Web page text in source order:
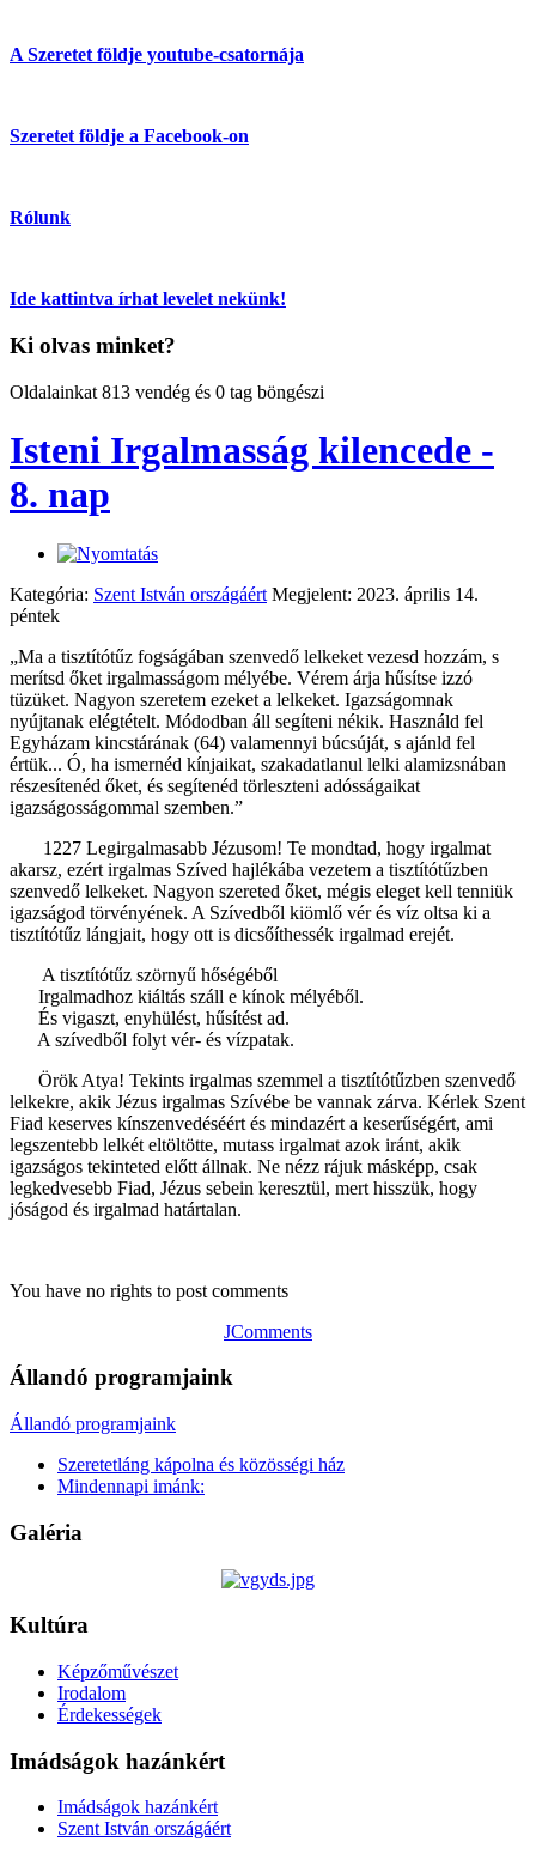
A Szeretet földje youtube-csatornája
Szeretet földje a Facebook-on
Rólunk
Ide kattintva írhat levelet nekünk!
Ki olvas minket?
Oldalainkat 813 vendég és 0 tag böngészi
Isteni Irgalmasság kilencede -
8. nap
Kategória: Szent István országáért Megjelent: 2023. április 14.
péntek
„Ma a tisztítótűz fogságában szenvedő lelkeket vezesd hozzám, s
merítsd őket irgalmasságom mélyébe. Vérem árja hűsítse izzó
tüzüket. Nagyon szeretem ezeket a lelkeket. Igazságomnak
nyújtanak elégtételt. Módodban áll segíteni nékik. Használd fel
Egyházam kincstárának (64) valamennyi búcsúját, s ajánld fel
értük... Ó, ha ismernéd kínjaikat, szakadatlanul lelki alamizsnában
részesítenéd őket, és segítenéd törleszteni adósságaikat
igazságosságommal szemben.”
1227 Legirgalmasabb Jézusom! Te mondtad, hogy irgalmat
akarsz, ezért irgalmas Szíved hajlékába vezetem a tisztítótűzben
szenvedő lelkeket. Nagyon szereted őket, mégis eleget kell tenniük
igazságod törvényének. A Szívedből kiömlő vér és víz oltsa ki a
tisztítótűz lángjait, hogy ott is dicsőíthessék irgalmad erejét.
A tisztítótűz szörnyű hőségéből
Irgalmadhoz kiáltás száll e kínok mélyéből.
És vigaszt, enyhülést, hűsítést ad.
A szívedből folyt vér- és vízpatak.
Örök Atya! Tekints irgalmas szemmel a tisztítótűzben szenvedő
lelkekre, akik Jézus irgalmas Szívébe be vannak zárva. Kérlek Szent
Fiad keserves kínszenvedéséért és mindazért a keserűségért, ami
legszentebb lelkét eltöltötte, mutass irgalmat azok iránt, akik
igazságos tekinteted előtt állnak. Ne nézz rájuk másképp, csak
legkedvesebb Fiad, Jézus sebein keresztül, mert hisszük, hogy
jóságod és irgalmad határtalan.
You have no rights to post comments
JComments
Állandó programjaink
Állandó programjaink
Szeretetláng kápolna és közösségi ház
Mindennapi imánk:
Galéria
Kultúra
Képzőművészet
Irodalom
Érdekességek
Imádságok hazánkért
Imádságok hazánkért
Szent István országáért